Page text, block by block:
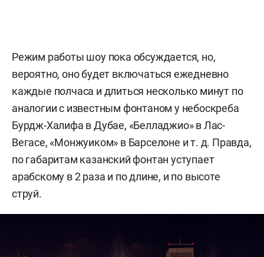
Режим работы шоу пока обсуждается, но,
вероятно, оно будет включаться ежедневно
каждые полчаса и длиться несколько минут по
аналогии с известным фонтаном у небоскреба
Бурдж-Халифа в Дубае, «Белладжио» в Лас-
Вегасе, «Монжуиком» в Барселоне и т. д. Правда,
по габаритам казанский фонтан уступает
арабскому в 2 раза и по длине, и по высоте
струй.